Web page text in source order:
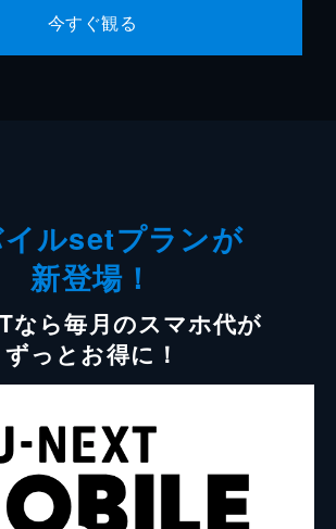
今すぐ観る
ルsetプランが
新登場！
なら毎月のスマホ代が
ずっとお得に！